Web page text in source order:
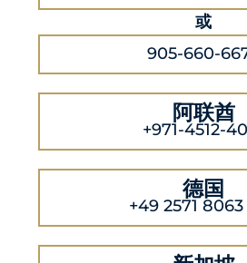
或
905-660-
阿联酋
+971-4512-
德国
+49 2571